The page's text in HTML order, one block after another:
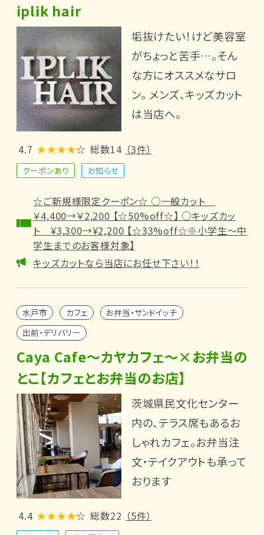
iplik hair
垢抜けたい！けど美容室
がちょっと苦手…。そん
な方にオススメなサロ
ン。 メンズ、キッズカット
は当店へ。
4.7 ★★★★☆ 総数14 （3件）
クーポンあり お知らせ
☆ご新規様限定クーポン☆ ○一般カット
￥4,400→￥2,200 【☆50%off☆】 ○キッズカッ
ト ¥3,300→¥2,200 【☆33%off☆※小学生〜中
学生までのお客様対象】
キッズカットなら当店にお任せ下さい！！
水戸市 カフェ
お弁当・サンドイッチ
出前・デリバリー
Caya Cafe～カヤカフェ～×お弁当の
とこ【カフェとお弁当のお店】
茨城県民文化センター
内の、テラス席もあるお
しゃれカフェ。お弁当注
文・テイクアウトも承って
おります
4.4 ★★★★☆ 総数22 （5件）